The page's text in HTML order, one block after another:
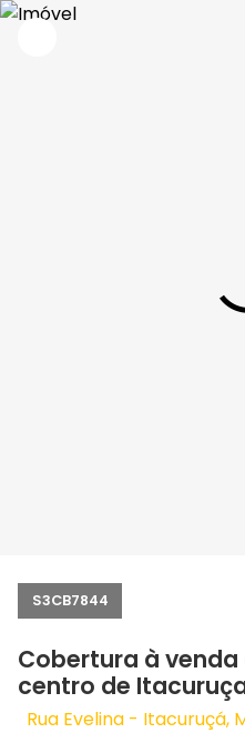
S3CB7844
Cobertura à
centro de
Rua Evelina - Itacuruçá,